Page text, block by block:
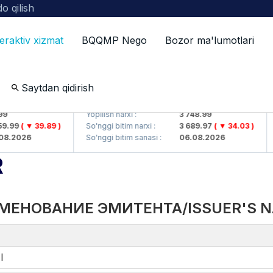
qilish
xizmat BQQMP Nego Bozor ma'lumotlari
Saytdan qidirish
( ▼ 39.89 )
Yopilish narxi :
3 748.99
So'nggi bitim narxi :
3 689.97( ▼ 34.03 )
So'nggi bitim sanasi :
06.08.2026
ЭМИТЕНТА/ISSUER'S